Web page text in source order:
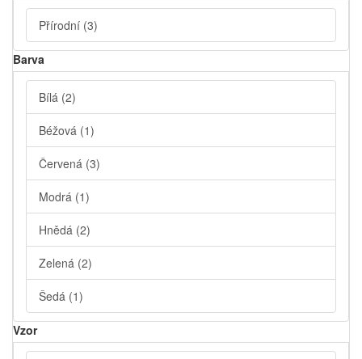
Přírodní (3)
Barva
Bílá (2)
Béžová (1)
Červená (3)
Modrá (1)
Hnědá (2)
Zelená (2)
Šedá (1)
Vzor